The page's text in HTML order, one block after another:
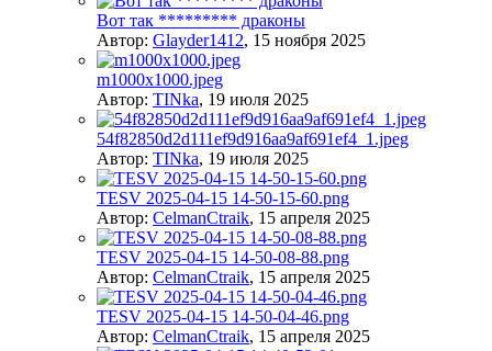
Вот так ********* драконы
Автор: Glayder1412, 15 ноября 2025
m1000x1000.jpeg
Автор: TINka, 19 июля 2025
54f82850d2d111ef9d916aa9af691ef4_1.jpeg
Автор: TINka, 19 июля 2025
TESV 2025-04-15 14-50-15-60.png
Автор: CelmanCtraik, 15 апреля 2025
TESV 2025-04-15 14-50-08-88.png
Автор: CelmanCtraik, 15 апреля 2025
TESV 2025-04-15 14-50-04-46.png
Автор: CelmanCtraik, 15 апреля 2025